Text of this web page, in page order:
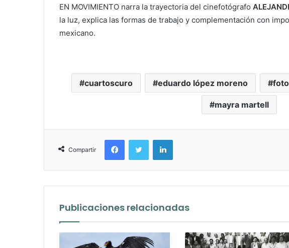
EN MOVIMIENTO narra la trayectoria del cinefotógrafo
la luz, explica las formas de trabajo y complementación con
mexicano.
cuartoscuro eduardo lópez moreno foto
mayra martell
Compartir
FacebookTwitter LinkedIn
Publicaciones relacionadas